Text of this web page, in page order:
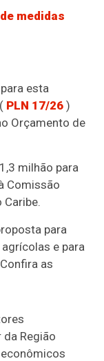
medidas
esta
PLN 17/26 )
Orçamento de
milhão para
Comissão
para
e para
as
Região